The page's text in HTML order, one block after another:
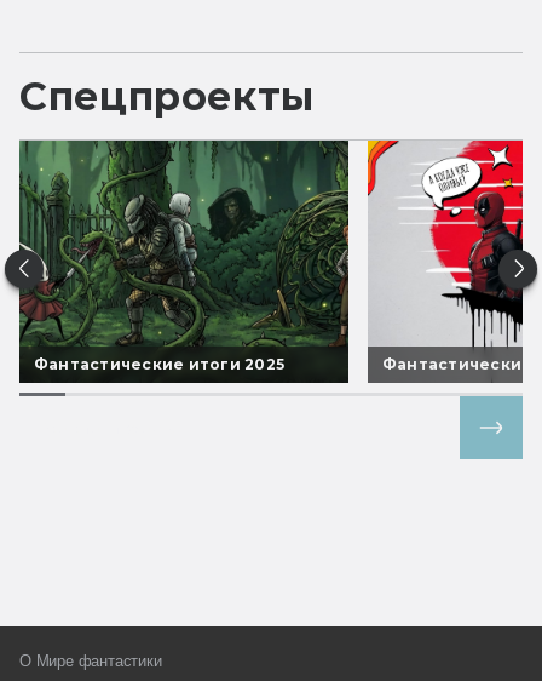
Спецпроекты
Фантастические итоги 2025 Фантастические
О Мире фантастики